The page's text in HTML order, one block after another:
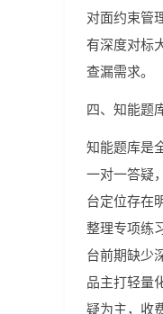
对面约束管
有深度对标
查漏需求。
四、知能题
知能题库是
一对一答疑
台定位存在
整理专项练
台前期缺少
品主打轻量
疑为主，收